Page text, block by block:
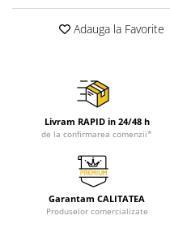
Adauga la Favorite
Livram RAPID in 24/48 h
de la confirmarea comenzii*
Garantam CALITATEA
Produselor comercializate